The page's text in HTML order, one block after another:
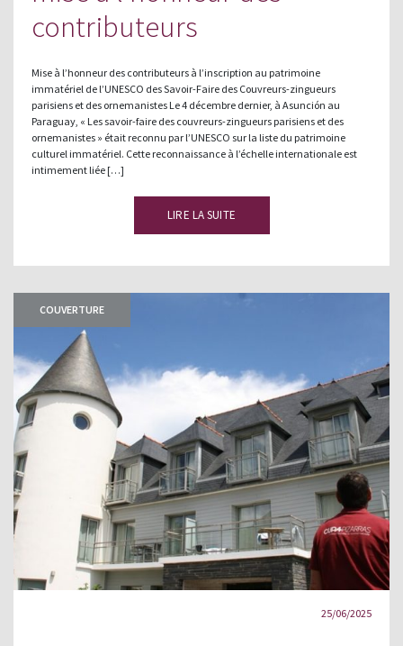
contributeurs
Mise à l’honneur des contributeurs à l’inscription au patrimoine
immatériel de l’UNESCO des Savoir-Faire des Couvreurs-zingueurs
parisiens et des ornemanistes Le 4 décembre dernier, à Asunción au
Paraguay, « Les savoir-faire des couvreurs-zingueurs parisiens et des
ornemanistes » était reconnu par l’UNESCO sur la liste du patrimoine
culturel immatériel. Cette reconnaissance à l’échelle internationale est
intimement liée […]
LIRE LA SUITE
COUVERTURE
25/06/2025